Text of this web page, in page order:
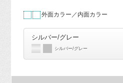
外面カラー／内面カラー
シルバー/グレー
シルバー/グレー